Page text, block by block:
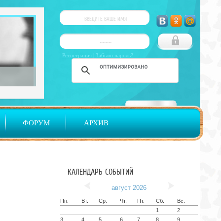
ФОРУМ АРХИВ
Регистрация | Забыли пароль?
КАЛЕНДАРЬ СОБЫТИЙ
август 2026
Пн. Вт. Ср. Чт. Пт. Сб.
Вс.
1
2
3
4 5 6 7 8 9